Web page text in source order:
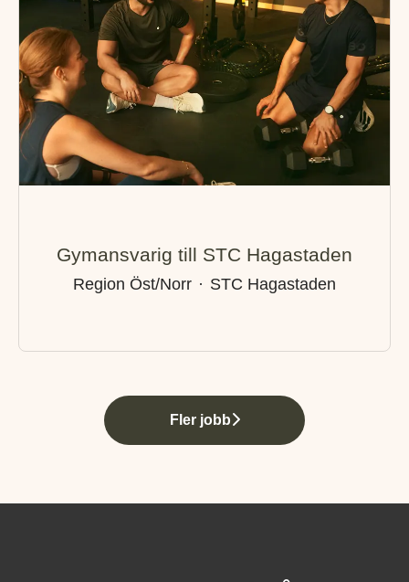
Gymansvarig till STC Hagastaden
Region Öst/Norr · STC Hagastaden
Fler jobb